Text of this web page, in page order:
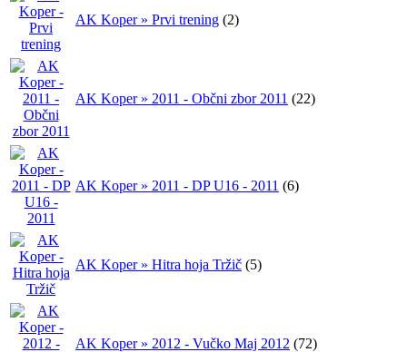
AK Koper » Prvi trening (2)
AK Koper » 2011 - Občni zbor 2011 (22)
AK Koper » 2011 - DP U16 - 2011 (6)
AK Koper » Hitra hoja Tržič (5)
AK Koper » 2012 - Vučko Maj 2012 (72)